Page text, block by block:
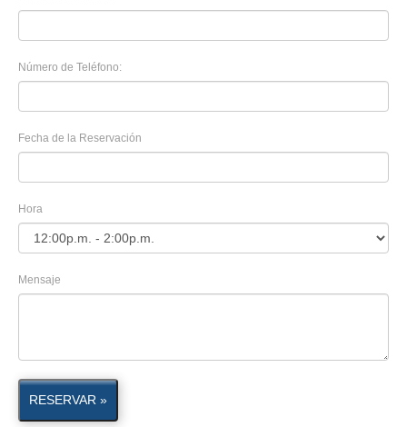
Número de Teléfono:
Fecha de la Reservación
Hora
Mensaje
RESERVAR »